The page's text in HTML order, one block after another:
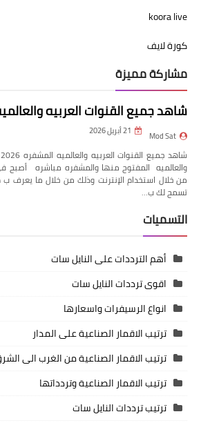
koora live
كورة لايف
مشاركة مميزة
شاهد جميع القنوات العربيه والعالميه
Mod Sat 21 أبريل 2026
والعالميه المفتوح منها والمشفره مباشره أصبح
من خلال استخدام الإنترنت وذلك من خلال ما يعرف ب
تسمح لك ب…
التسميات
أهم الترددات على النايل سات
اقوى ترددات النايل سات
انواع الرسيفرات واسعارها
ترتيب الاقمار الصناعية على المدار
ترتيب الاقمار الصناعية من الغرب الى
ترتيب الاقمار الصناعية وتردداتها
ترتيب ترددات النايل سات